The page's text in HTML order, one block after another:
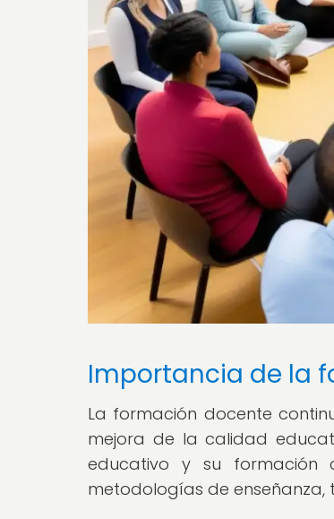
Importancia de la
La formación docente
mejora de la calidad
educativo y su formación
metodologías de